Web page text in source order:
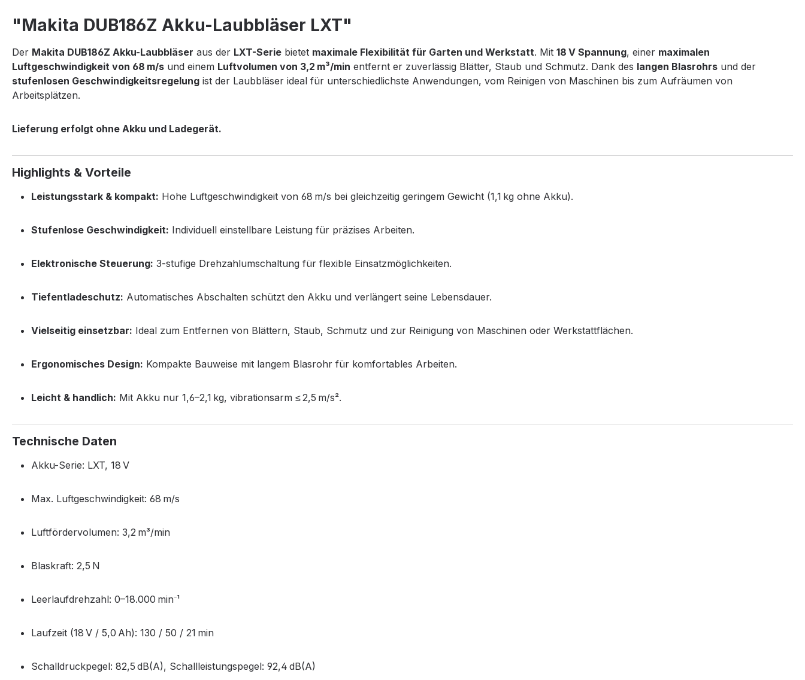
"Makita DUB186Z Akku-Laubbläser LXT"
Der Makita DUB186Z Akku-Laubbläser aus der LXT-Serie bietet maximale Flexibilität für Garten und Werkstatt. Mit 18 V Spannung, einer maximalen
Luftgeschwindigkeit von 68 m/s und einem Luftvolumen von 3,2 m³/min entfernt er zuverlässig Blätter, Staub und Schmutz. Dank des langen Blasrohrs und der
stufenlosen Geschwindigkeitsregelung ist der Laubbläser ideal für unterschiedlichste Anwendungen, vom Reinigen von Maschinen bis zum Aufräumen von
Arbeitsplätzen.
Lieferung erfolgt ohne Akku und Ladegerät.
Highlights & Vorteile
Leistungsstark & kompakt: Hohe Luftgeschwindigkeit von 68 m/s bei gleichzeitig geringem Gewicht (1,1 kg ohne Akku).
Stufenlose Geschwindigkeit: Individuell einstellbare Leistung für präzises Arbeiten.
Elektronische Steuerung: 3‑stufige Drehzahlumschaltung für flexible Einsatzmöglichkeiten.
Tiefentladeschutz: Automatisches Abschalten schützt den Akku und verlängert seine Lebensdauer.
Vielseitig einsetzbar: Ideal zum Entfernen von Blättern, Staub, Schmutz und zur Reinigung von Maschinen oder Werkstattflächen.
Ergonomisches Design: Kompakte Bauweise mit langem Blasrohr für komfortables Arbeiten.
Leicht & handlich: Mit Akku nur 1,6–2,1 kg, vibrationsarm ≤ 2,5 m/s².
Technische Daten
Akku-Serie: LXT, 18 V
Max. Luftgeschwindigkeit: 68 m/s
Luftfördervolumen: 3,2 m³/min
Blaskraft: 2,5 N
Leerlaufdrehzahl: 0–18.000 min⁻¹
Laufzeit (18 V / 5,0 Ah): 130 / 50 / 21 min
Schalldruckpegel: 82,5 dB(A), Schallleistungspegel: 92,4 dB(A)